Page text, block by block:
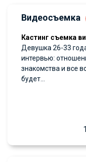
Видеосъемка
Кастинг съемка
Девушка 26-33
интервью:
знакомства и все
будет...